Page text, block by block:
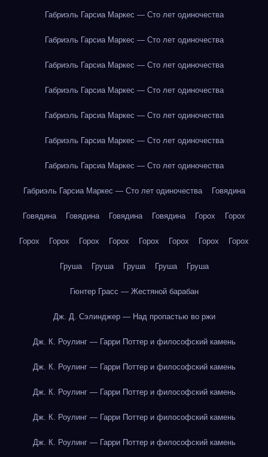
Габриэль Гарсиа Маркес — Сто лет одиночества
Габриэль Гарсиа Маркес — Сто лет одиночества
Габриэль Гарсиа Маркес — Сто лет одиночества
Габриэль Гарсиа Маркес — Сто лет одиночества
Габриэль Гарсиа Маркес — Сто лет одиночества
Габриэль Гарсиа Маркес — Сто лет одиночества
Габриэль Гарсиа Маркес — Сто лет одиночества
Габриэль Гарсиа Маркес — Сто лет одиночества Говядина
Говядина Говядина Говядина Говядина Горох Горох
Горох Горох Горох Горох Горох Горох Горох Горох
Груша Груша Груша Груша Груша
Гюнтер Грасс — Жестяной барабан
Дж. Д. Сэлинджер — Над пропастью во ржи
Дж. К. Роулинг — Гарри Поттер и философский камень
Дж. К. Роулинг — Гарри Поттер и философский камень
Дж. К. Роулинг — Гарри Поттер и философский камень
Дж. К. Роулинг — Гарри Поттер и философский камень
Дж. К. Роулинг — Гарри Поттер и философский камень